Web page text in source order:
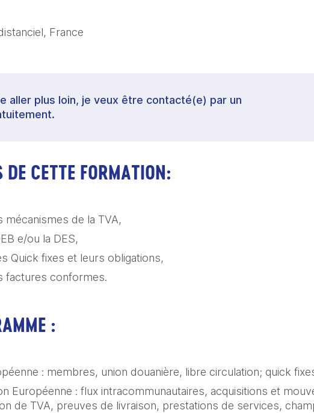
France
aller plus loin, je veux être contacté(e) par un
DE CETTE FORMATION:
mécanismes de la TVA,
e/ou la DES,
Quick fixes et leurs obligations,
factures conformes.
:
: membres, union douanière, libre circulation; quick
Européenne : flux intracommunautaires, acquisitions et
de TVA, preuves de livraison, prestations de services,